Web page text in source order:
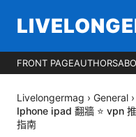
FRONT PAGEAUTHORS
Livelongermag › General ›
Iphone ipad 翻牆 ⭐ vpn
指南